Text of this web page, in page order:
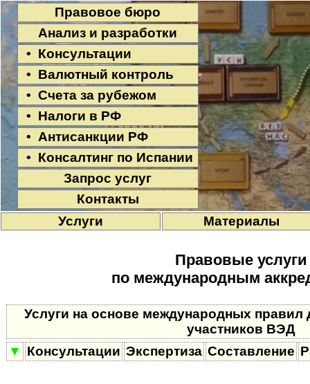
Правовое бюро
Анализ и разработки
• Консультации
• Валютный контроль
• Счета за рубежом
• Налоги в РФ
• Антисанкции РФ
• Консалтинг по Испании
Запрос услуг
Контакты
Услуги
Материалы
Правовые услуги
по международным
Услуги на основе международных правил
участников ВЭД
▼
Консультации Экспертиза Составление